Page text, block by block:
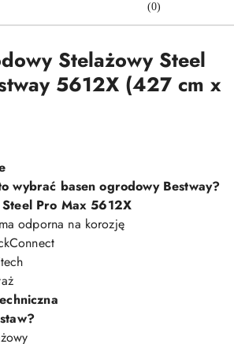
(0)
Stelażowy Steel
5612X (427 cm x
wybrać basen ogrodowy Bestway?
Pro Max 5612X
odporna na korozję